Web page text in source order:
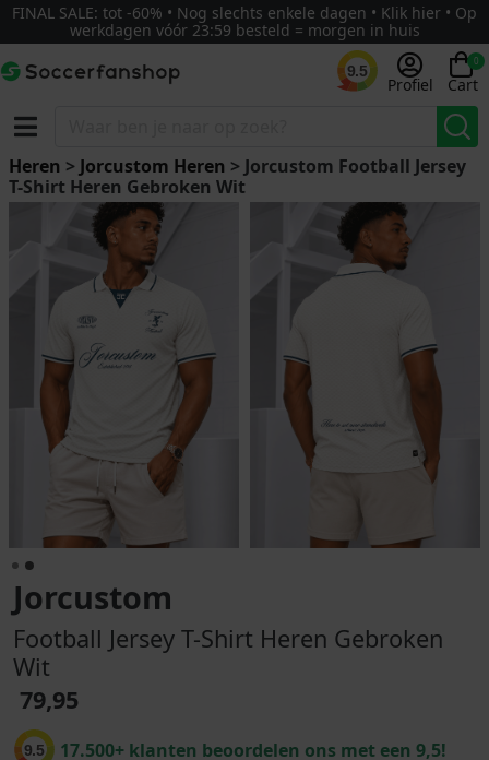
FINAL SALE: tot -60% • Nog slechts enkele dagen • Klik hier • Op
werkdagen vóór 23:59 besteld = morgen in huis
9.5
Profiel
0
Cart
Heren > Jorcustom Heren > Jorcustom Football Jersey
T-Shirt Heren Gebroken Wit
Jorcustom
Football Jersey T-Shirt Heren Gebroken
Wit
79,95
9.5 17.500+ klanten beoordelen ons met een 9,5!